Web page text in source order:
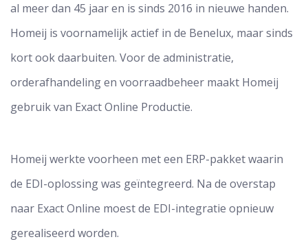
al meer dan 45 jaar en is sinds 2016 in nieuwe handen.
Homeij is voornamelijk actief in de Benelux, maar sinds
kort ook daarbuiten. Voor de administratie,
orderafhandeling en voorraadbeheer maakt Homeij
gebruik van Exact Online Productie.
Homeij werkte voorheen met een ERP-pakket waarin
de EDI-oplossing was geïntegreerd. Na de overstap
naar Exact Online moest de EDI-integratie opnieuw
gerealiseerd worden.